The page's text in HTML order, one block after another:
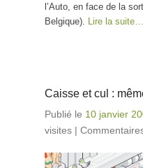
l’Auto, en face de la
Belgique).
Lire la suite…
Caisse et cul :
Publié le 10 janvier
visites |